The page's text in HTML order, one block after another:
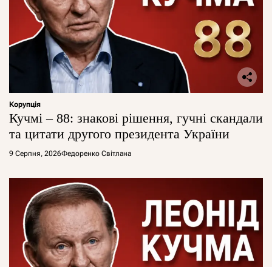
Корупція
Кучмі – 88: знакові рішення, гучні скандали
та цитати другого президента України
9 Серпня, 2026Федоренко Світлана